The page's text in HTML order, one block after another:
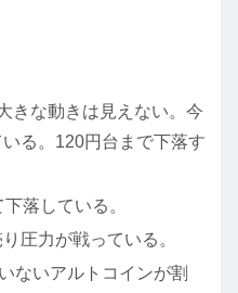
きな動きは見えない。今
る。120円台まで下落す
落している。
圧力が戦っている。
ないアルトコインが割